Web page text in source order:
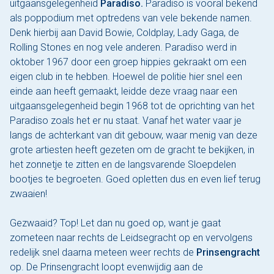
uitgaansgelegenheid Paradiso. Paradiso is vooral bekend
als poppodium met optredens van vele bekende namen.
Denk hierbij aan David Bowie, Coldplay, Lady Gaga, de
Rolling Stones en nog vele anderen. Paradiso werd in
oktober 1967 door een groep hippies gekraakt om een
eigen club in te hebben. Hoewel de politie hier snel een
einde aan heeft gemaakt, leidde deze vraag naar een
uitgaansgelegenheid begin 1968 tot de oprichting van het
Paradiso zoals het er nu staat. Vanaf het water vaar je
langs de achterkant van dit gebouw, waar menig van deze
grote artiesten heeft gezeten om de gracht te bekijken, in
het zonnetje te zitten en de langsvarende Sloepdelen
bootjes te begroeten. Goed opletten dus en even lief terug
zwaaien!
Gezwaaid? Top! Let dan nu goed op, want je gaat
zometeen naar rechts de Leidsegracht op en vervolgens
redelijk snel daarna meteen weer rechts de Prinsengracht
op. De Prinsengracht loopt evenwijdig aan de